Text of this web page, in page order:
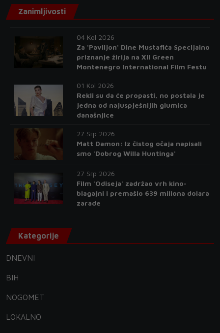
Zanimljivosti
04 Kol 2026
Za 'Paviljon' Dine Mustafića Specijalno
priznanje žirija na XII Green
Montenegro International Film Festu
01 Kol 2026
Rekli su da će propasti, no postala je
jedna od najuspješnijih glumica
današnjice
27 Srp 2026
Matt Damon: Iz čistog očaja napisali
smo 'Dobrog Willa Huntinga'
27 Srp 2026
Film 'Odiseja' zadržao vrh kino-
blagajni i premašio 639 miliona dolara
zarade
Kategorije
DNEVNI
BIH
NOGOMET
LOKALNO